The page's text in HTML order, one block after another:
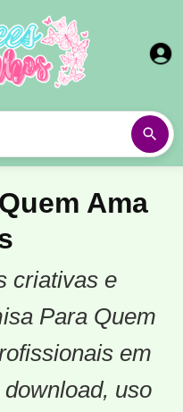
Ama
criativas e
Para Quem
em
uso